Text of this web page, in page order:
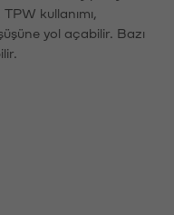
kullanımı,
yol açabilir. Bazı